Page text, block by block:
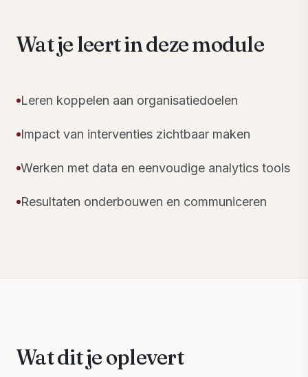
Wat je leert in deze module
Leren koppelen aan organisatiedoelen
Impact van interventies zichtbaar maken
Werken met data en eenvoudige analytics tools
Resultaten onderbouwen en communiceren
Wat dit je oplevert